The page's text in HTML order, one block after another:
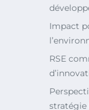
Impact
RSE
stratégie